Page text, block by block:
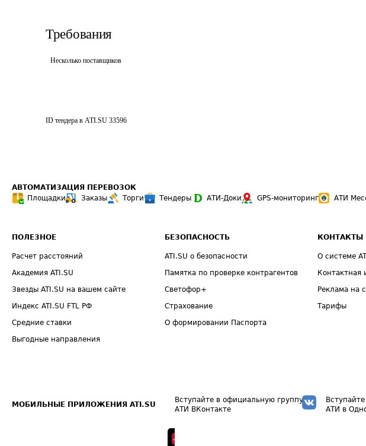
Требования
Несколько поставщиков
ID тендера в ATI.SU 33596
АВТОМАТИЗАЦИЯ ПЕРЕВОЗОК
Площадки
Заказы Торги Тендеры АТИ-Доки GPS-мониторинг АТИ
ПОЛЕЗНОЕ
Расчет расстояний
Академия ATI.SU
Звезды ATI.SU на вашем сайте
Индекс ATI.SU FTL РФ
Средние ставки
Выгодные направления
БЕЗОПАСНОСТЬ
ATI.SU о безопасности
Памятка по проверке контрагентов
Светофор+
Страхование
О формировании Паспорта
КОНТАКТЫ
О системе
Контактная
Реклама на
Тарифы
МОБИЛЬНЫЕ ПРИЛОЖЕНИЯ ATI.SU
Вступайте в официальную группу
АТИ ВКонтакте
АТИ в